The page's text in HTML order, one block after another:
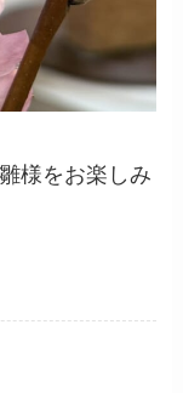
様をお楽しみ